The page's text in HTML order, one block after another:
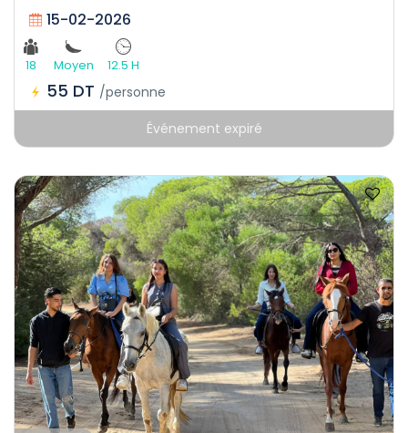
15-02-2026
18 Moyen 12.5 H
55 DT /personne
Événement expiré